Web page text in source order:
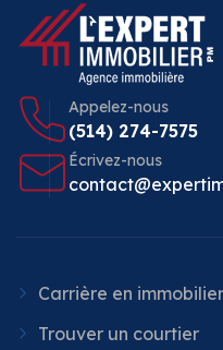
Appelez-nous
(514) 274-7575
Écrivez-nous
Carrière en immobilier
Trouver un courtier